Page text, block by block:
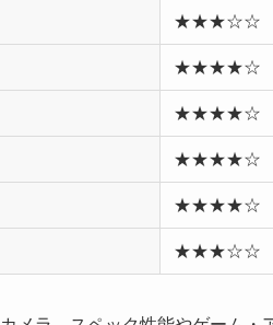
★★★☆☆
★★★★☆
★★★★☆
★★★★☆
★★★★☆
★★★☆☆